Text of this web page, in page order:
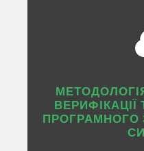
ПРОГРАМНОГО